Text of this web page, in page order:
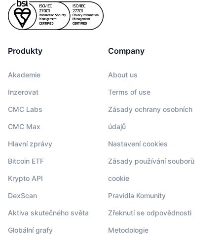
Produkty
Akademie
Inzerovat
CMC Labs
CMC Max
Hlavní zprávy
Bitcoin ETF
Krypto API
DexScan
Aktiva skutečného světa
Globální grafy
Company
About us
Terms of use
Zásady ochrany osobních
údajů
Nastavení cookies
Zásady používání souborů
cookie
Pravidla Komunity
Zřeknutí se odpovědnosti
Metodologie